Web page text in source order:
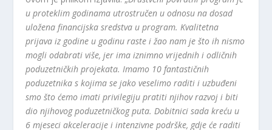
u proteklim godinama utrostručen u odnosu na dosad
uložena financijska sredstva u program. Kvalitetna
prijava iz godine u godinu raste i žao nam je što ih nismo
mogli odabrati više, jer ima iznimno vrijednih i odličnih
poduzetničkih projekata. Imamo 10 fantastičnih
poduzetnika s kojima se jako veselimo raditi i uzbuđeni
smo što ćemo imati privilegiju pratiti njihov razvoj i biti
dio njihovog poduzetničkog puta. Dobitnici sada kreću u
6 mjeseci akceleracije i intenzivne podrške, gdje će raditi